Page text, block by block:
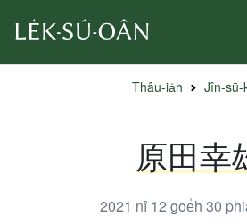
Thâu-ia̍h Jîn-sū-
原田幸
2021 nî 12 goe̍h 30